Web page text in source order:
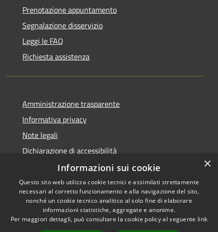
Prenotazione appuntamento
Segnalazione disservizio
Leggi le FAQ
Richiesta assistenza
Amministrazione trasparente
Informativa privacy
Note legali
Dichiarazione di accessibilità
Accessibilità
Privacy
Copyright © 2026 • Comune di
Barberino di Mugello •
Powered byMunicipium •
×
Informazioni sui cookie
Questo sito web utilizza cookie tecnici e assimilati strettamente
necessari al corretto funzionamento e alla navigazione del sito,
nonché un cookie tecnico analitico al solo fine di elaborare
informazioni statistiche, aggregate e anonime.
Per maggiori dettagli, può consultare la cookie policy al seguente link